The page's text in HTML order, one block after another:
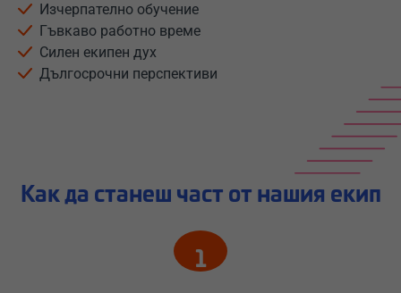
Изчерпателно обучение
Гъвкаво работно време
Силен екипен дух
Дългосрочни перспективи
Как да станеш част от нашия екип